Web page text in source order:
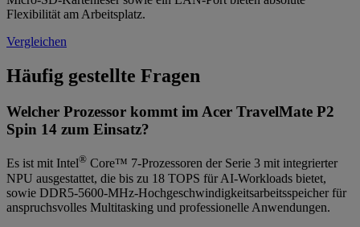
Flexibilität am Arbeitsplatz.
Vergleichen
Häufig gestellte Fragen
Welcher Prozessor kommt im Acer TravelMate P2
Spin 14 zum Einsatz?
Es ist mit Intel® Core™ 7-Prozessoren der Serie 3 mit integrierter
NPU ausgestattet, die bis zu 18 TOPS für AI-Workloads bietet,
sowie DDR5-5600-MHz-Hochgeschwindigkeitsarbeitsspeicher für
anspruchsvolles Multitasking und professionelle Anwendungen.